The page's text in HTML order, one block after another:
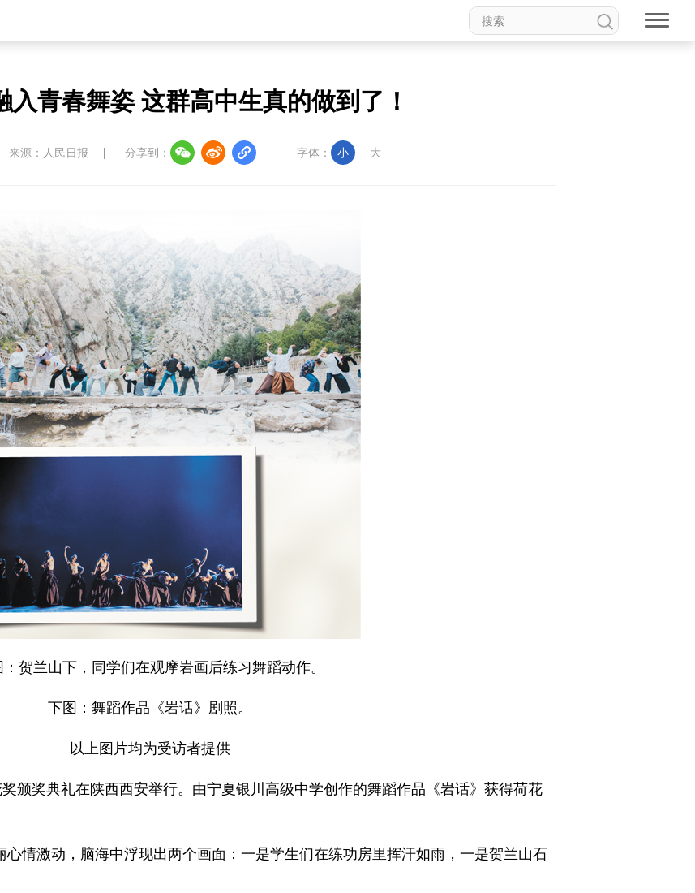
入青春舞姿 这群高中生真的做到了！
来源：人民日报 分享到： 字体： 小 大
：贺兰山下，同学们在观摩岩画后练习舞蹈动作。
下图：舞蹈作品《岩话》剧照。
以上图片均为受访者提供
颁奖典礼在陕西西安举行。由宁夏银川高级中学创作的舞蹈作品《岩话》获得荷花
情激动，脑海中浮现出两个画面：一是学生们在练功房里挥汗如雨，一是贺兰山石